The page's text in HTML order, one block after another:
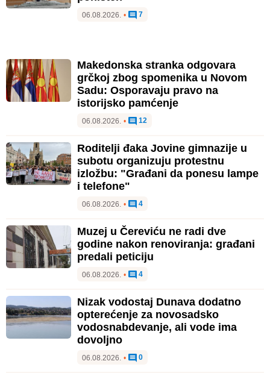
06.08.2026. • 7
Makedonska stranka odgovara
grčkoj zbog spomenika u Novom
Sadu: Osporavaju pravo na
istorijsko pamćenje
06.08.2026. • 12
Roditelji đaka Jovine gimnazije u
subotu organizuju protestnu
izložbu: "Građani da ponesu lampe
i telefone"
06.08.2026. • 4
Muzej u Čereviću ne radi dve
godine nakon renoviranja: građani
predali peticiju
06.08.2026. • 4
Nizak vodostaj Dunava dodatno
opterećenje za novosadsko
vodosnabdevanje, ali vode ima
dovoljno
06.08.2026. • 0